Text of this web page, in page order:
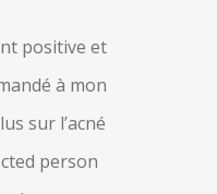
positive et
à mon
sur l’acné
person